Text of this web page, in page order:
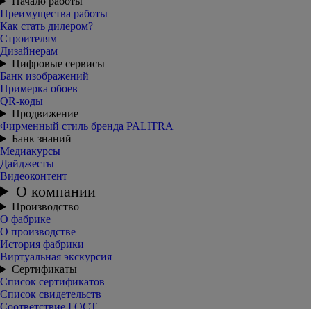
Преимущества работы
Как стать дилером?
Строителям
Дизайнерам
Цифровые сервисы
Банк изображений
Примерка обоев
QR-коды
Продвижение
Фирменный стиль бренда PALITRA
Банк знаний
Медиакурсы
Дайджесты
Видеоконтент
О компании
Производство
О фабрике
О производстве
История фабрики
Виртуальная экскурсия
Сертификаты
Список сертификатов
Список свидетельств
Соответствие ГОСТ